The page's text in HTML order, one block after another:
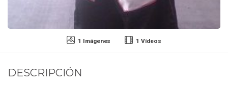
1 Imágenes 1 Vídeos
DESCRIPCIÓN